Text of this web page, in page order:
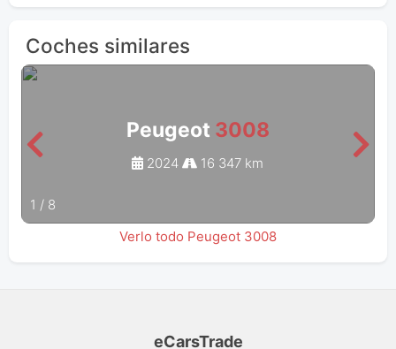
Coches similares
Peugeot 3008
2024 16 347 km
1 / 8
Verlo todo Peugeot 3008
eCarsTrade